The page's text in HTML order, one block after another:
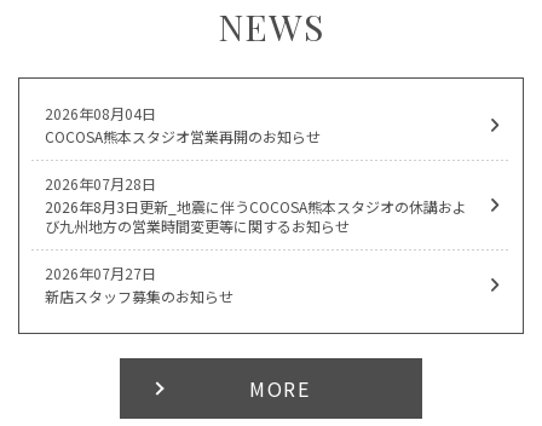
NEWS
2026年08月04日
COCOSA熊本スタジオ営業再開のお知らせ
2026年07月28日
2026年8月3日更新_地震に伴うCOCOSA熊本スタジオの休講およ
び九州地方の営業時間変更等に関するお知らせ
2026年07月27日
新店スタッフ募集のお知らせ
MORE